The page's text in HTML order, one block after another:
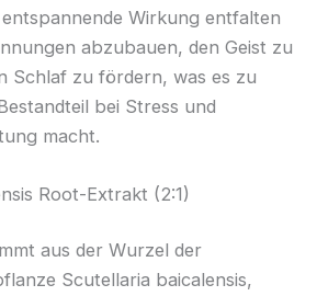
Wirkung entfalten
abzubauen, den Geist zu
Schlaf zu fördern, was es zu
bei Stress und
macht.
Root-Extrakt (2:1)
aus der Wurzel der
Scutellaria baicalensis,